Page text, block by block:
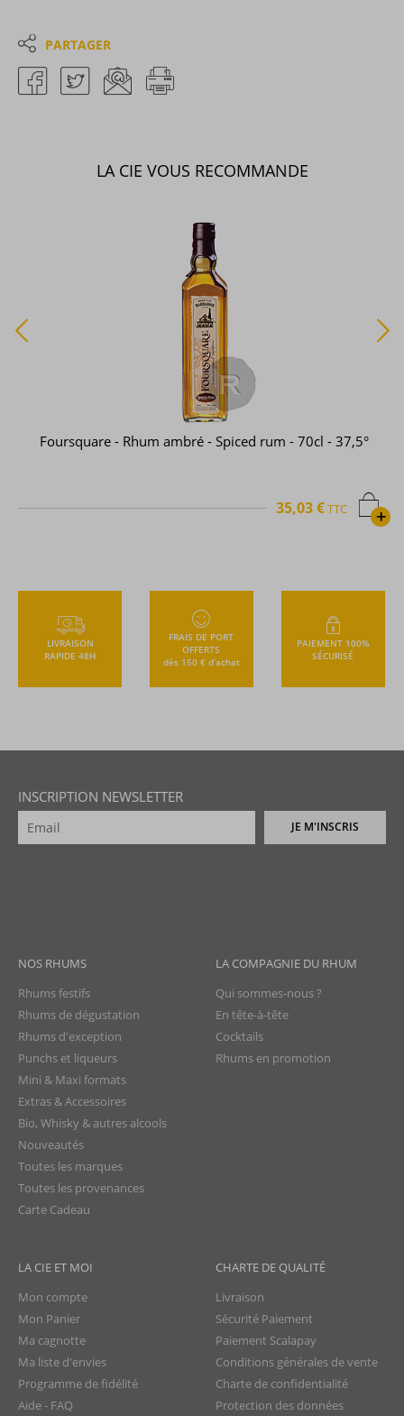
PARTAGER
LA CIE VOUS RECOMMANDE
Foursquare - Rhum ambré - Spiced rum - 70cl - 37,5°
+
35,03 €TTC
LIVRAISON
RAPIDE 48H
FRAIS DE PORT
OFFERTS
dès 150 € d’achat
PAIEMENT 100%
SÉCURISÉ
INSCRIPTION NEWSLETTER
JE M'INSCRIS
NOS RHUMS
Rhums festifs
Rhums de dégustation
Rhums d'exception
Punchs et liqueurs
Mini & Maxi formats
Extras & Accessoires
Bio, Whisky & autres alcools
Nouveautés
Toutes les marques
Toutes les provenances
Carte Cadeau
LA COMPAGNIE DU RHUM
Qui sommes-nous ?
En tête-à-tête
Cocktails
Rhums en promotion
LA CIE ET MOI
Mon compte
Mon Panier
Ma cagnotte
Ma liste d'envies
Programme de fidélité
Aide - FAQ
CHARTE DE QUALITÉ
Livraison
Sécurité Paiement
Paiement Scalapay
Conditions générales de vente
Charte de confidentialité
Protection des données